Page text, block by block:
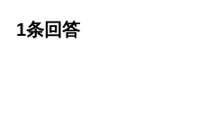
1条回答